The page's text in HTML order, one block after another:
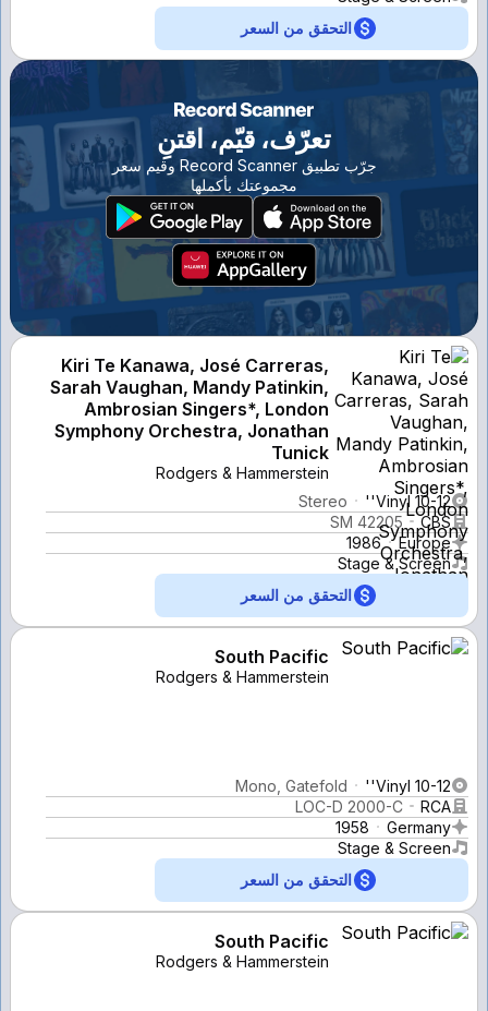
التحقق من السعر
تعرّف، قيّم، اقتنِ
جرّب تطبيق Record Scanner وقيم سعر
مجموعتك بأكملها
Kiri Te Kanawa, José Carreras,
Sarah Vaughan, Mandy Patinkin,
Ambrosian Singers*, London
Symphony Orchestra, Jonathan
Tunick
Rodgers & Hammerstein
Vinyl 10-12''
Stereo
CBS
SM 42205
Europe
1986
Stage & Screen
التحقق من السعر
South Pacific
Rodgers & Hammerstein
Vinyl 10-12''
Mono, Gatefold
RCA
LOC-D 2000-C
Germany
1958
Stage & Screen
التحقق من السعر
South Pacific
Rodgers & Hammerstein